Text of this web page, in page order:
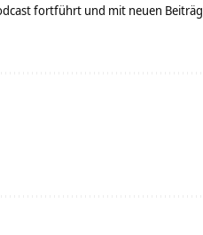
fortführt und mit neuen